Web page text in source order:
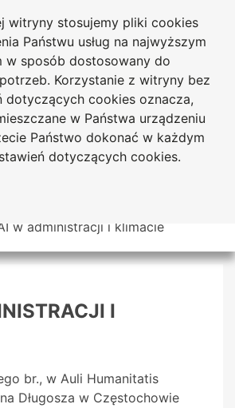
witryny stosujemy pliki cookies
Państwu usług na najwyższym
w sposób dostosowany do
Korzystanie z witryny bez
dotyczących cookies oznacza,
w Państwa urządzeniu
Państwo dokonać w każdym
dotyczących cookies.
menu
serwisu
Długosza w Częstochowie
w administracji i klimacie
I
br., w Auli Humanitatis
Długosza w Częstochowie